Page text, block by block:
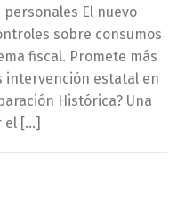
El nuevo
sobre consumos
fiscal. Promete más
intervención estatal en
Histórica? Una
el […]